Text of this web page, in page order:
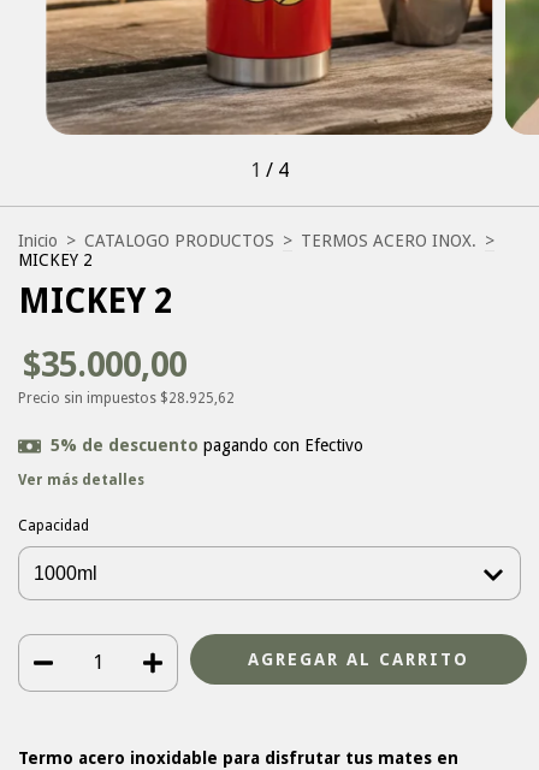
1 / 4
Inicio > CATALOGO PRODUCTOS > TERMOS ACERO INOX. >
MICKEY 2
MICKEY 2
$35.000,00
Precio sin impuestos $28.925,62
5% de descuento pagando con Efectivo
Ver más detalles
Capacidad
Termo acero inoxidable para disfrutar tus mates en